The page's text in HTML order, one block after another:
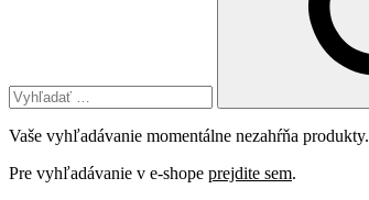
Vaše vyhľadávanie momentálne nezahŕňa produkty.
Pre vyhľadávanie v e-shope prejdite sem.